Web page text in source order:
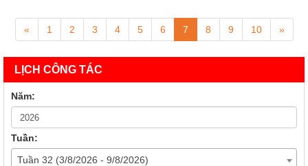
« 1 2 3 4 5 6 7 8 9 10 »
LỊCH CÔNG TÁC
Năm:
Tuần:
Tuần 32 (3/8/2026 - 9/8/2026)